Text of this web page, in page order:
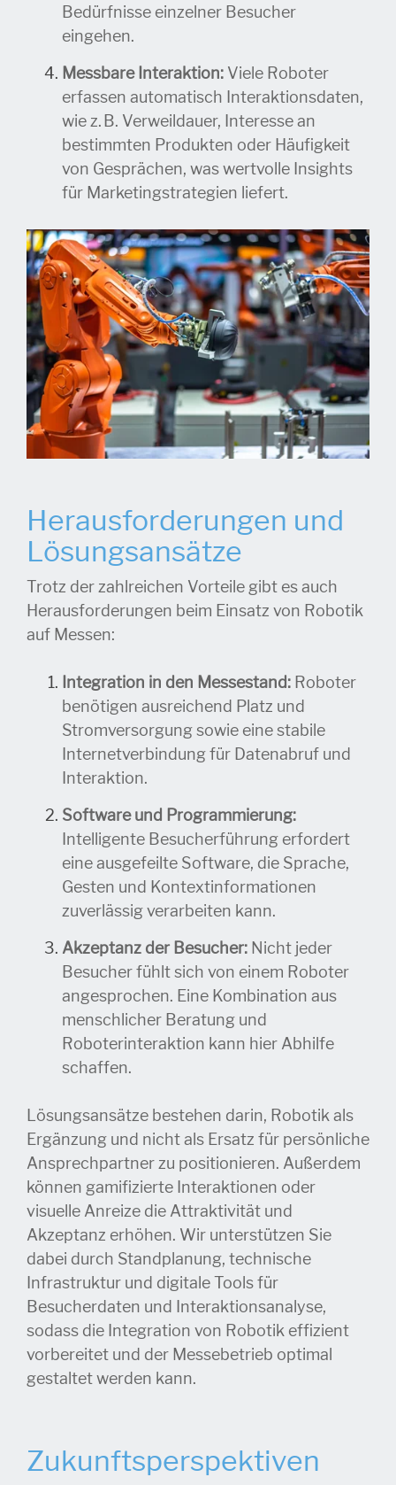
Bedürfnisse einzelner Besucher
eingehen.
Messbare Interaktion: Viele Roboter
erfassen automatisch Interaktionsdaten,
wie z.B. Verweildauer, Interesse an
bestimmten Produkten oder Häufigkeit
von Gesprächen, was wertvolle Insights
für Marketingstrategien liefert.
Herausforderungen und
Lösungsansätze
Trotz der zahlreichen Vorteile gibt es auch
Herausforderungen beim Einsatz von Robotik
auf Messen:
Integration in den Messestand: Roboter
benötigen ausreichend Platz und
Stromversorgung sowie eine stabile
Internetverbindung für Datenabruf und
Interaktion.
Software und Programmierung:
Intelligente Besucherführung erfordert
eine ausgefeilte Software, die Sprache,
Gesten und Kontextinformationen
zuverlässig verarbeiten kann.
Akzeptanz der Besucher: Nicht jeder
Besucher fühlt sich von einem Roboter
angesprochen. Eine Kombination aus
menschlicher Beratung und
Roboterinteraktion kann hier Abhilfe
schaffen.
Lösungsansätze bestehen darin, Robotik als
Ergänzung und nicht als Ersatz für persönliche
Ansprechpartner zu positionieren. Außerdem
können gamifizierte Interaktionen oder
visuelle Anreize die Attraktivität und
Akzeptanz erhöhen. Wir unterstützen Sie
dabei durch Standplanung, technische
Infrastruktur und digitale Tools für
Besucherdaten und Interaktionsanalyse,
sodass die Integration von Robotik effizient
vorbereitet und der Messebetrieb optimal
gestaltet werden kann.
Zukunftsperspektiven